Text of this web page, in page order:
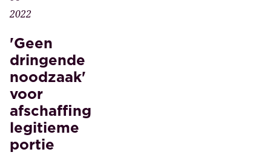
2022
'Geen
dringende
noodzaak'
voor
afschaffing
legitieme
portie